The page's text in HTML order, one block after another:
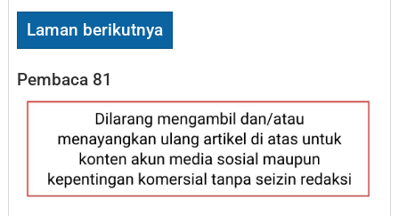
Laman berikutnya
Pembaca 81